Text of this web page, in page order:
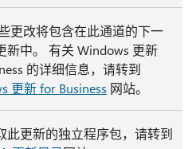
更改将包含在此通道的下一
新中。 有关 Windows 更新
的详细信息，请转到
更新 for Business 网站。
此更新的独立程序包，请转到